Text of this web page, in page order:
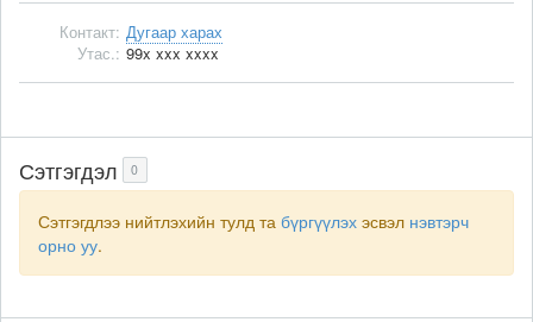
Контакт: Дугаар харах
Утас.: 99x xxx xxxx
Сэтгэгдэл 0
Сэтгэгдлээ нийтлэхийн тулд та бүргүүлэх эсвэл нэвтэрч
орно уу.